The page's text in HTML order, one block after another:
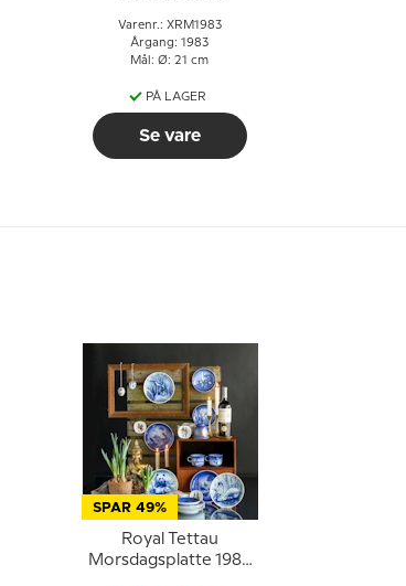
Varenr.: XRM1983
Årgang: 1983
Mål: Ø: 21 cm
PÅ LAGER
Se vare
SPAR 49%
Royal Tettau
Morsdagsplatte 1986